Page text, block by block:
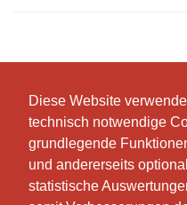
Diese Website
technisch notwendige
grundlegende
und andererseits
statistische
Diese Website
technisch notwendige
grundlegende
und andererseits
statistische
Abonnement